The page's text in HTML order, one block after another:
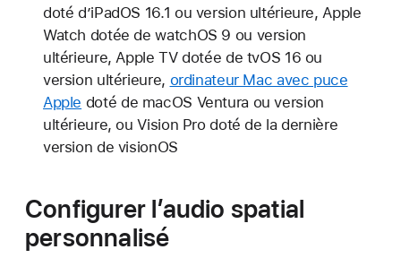
doté d’iPadOS 16.1 ou version ultérieure, Apple
Watch dotée de watchOS 9 ou version
ultérieure, Apple TV dotée de tvOS 16 ou
version ultérieure, ordinateur Mac avec puce
Apple doté de macOS Ventura ou version
ultérieure, ou Vision Pro doté de la dernière
version de visionOS
Configurer l’audio spatial
personnalisé